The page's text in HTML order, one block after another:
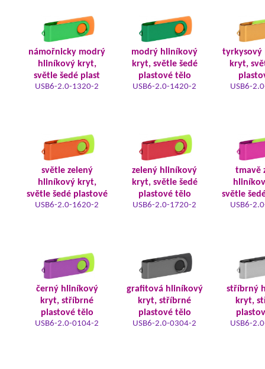
námořnicky modrý
hliníkový kryt,
světle šedé plast
USB6-2.0-1320-2
modrý hliníkový
kryt, světle šedé
plastové tělo
USB6-2.0-1420-2
tyrkysový
kryt,
USB6-
světle zelený
hliníkový kryt,
světle šedé plastové
USB6-2.0-1620-2
zelený hliníkový
kryt, světle šedé
plastové tělo
USB6-2.0-1720-2
tmavě
světle
USB6-
černý hliníkový
kryt, stříbrné
plastové tělo
USB6-2.0-0104-2
grafitová hliníkový
kryt, stříbrné
plastové tělo
USB6-2.0-0304-2
stříbrný
kryt,
USB6-